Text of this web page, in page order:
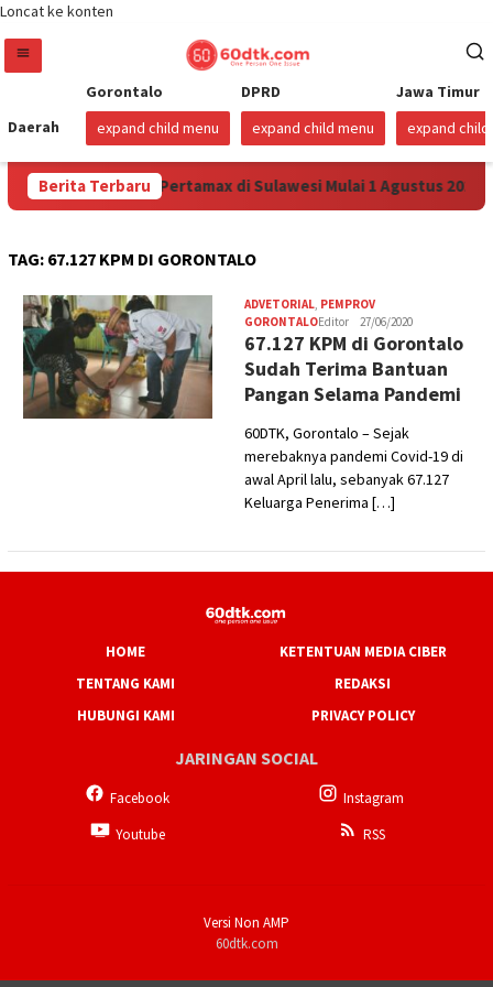
Loncat ke konten
Daerah
Gorontalo
expand child menu
DPRD
expand child menu
Jawa Timur
expand child
Berita Terbaru
Turunkan Harga Pertamax di Sulawesi Mulai 1 Agustus 2026
TAG: 67.127 KPM DI GORONTALO
ADVETORIAL, PEMPROV
GORONTALOEditor 27/06/2020
67.127 KPM di Gorontalo
Sudah Terima Bantuan
Pangan Selama Pandemi
60DTK, Gorontalo – Sejak
merebaknya pandemi Covid-19 di
awal April lalu, sebanyak 67.127
Keluarga Penerima […]
HOME
KETENTUAN MEDIA CIBER
TENTANG KAMI
REDAKSI
HUBUNGI KAMI
PRIVACY POLICY
JARINGAN SOCIAL
Facebook
Instagram
Youtube
RSS
Versi Non AMP
60dtk.com